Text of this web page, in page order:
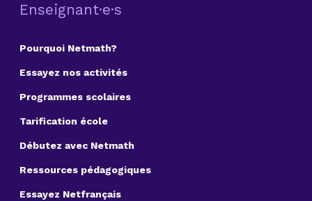
Enseignant·e·s
Pourquoi Netmath?
Essayez nos activités
Programmes scolaires
Tarification école
Débutez avec Netmath
Ressources pédagogiques
Essayez Netfrançais